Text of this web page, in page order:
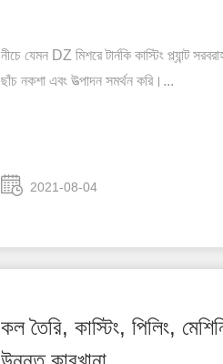
নীচে যেমন DZ মিশরে টার্নকি কাস্টিং প্ল্যান্ট
ছাঁচ নকশা এবং উত্পাদন সমর্থন করি।...
2021-08-04
কল তৈরি, কাস্টিং, পিলিং,